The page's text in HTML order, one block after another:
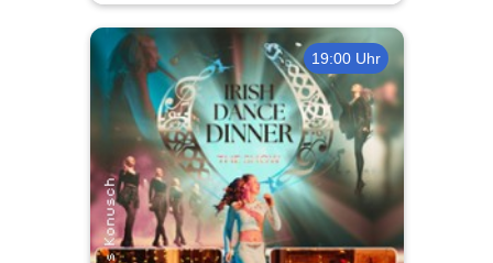
Einaudi Tribute bei
Kerzenschein
19:00 Uhr